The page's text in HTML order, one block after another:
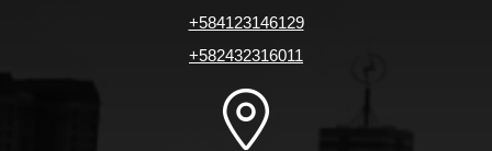
+584123146129
+582432316011